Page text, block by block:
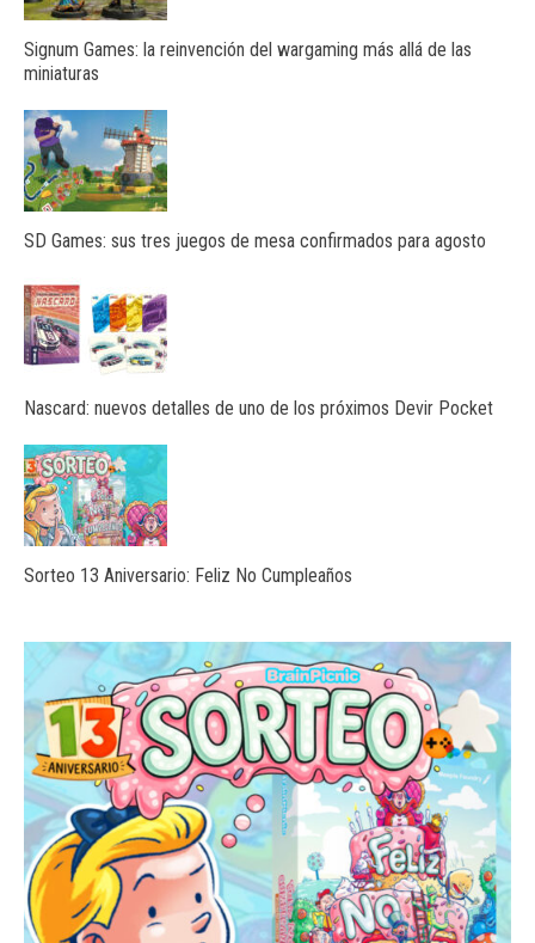
Signum Games: la reinvención del wargaming más allá de las
miniaturas
SD Games: sus tres juegos de mesa confirmados para agosto
Nascard: nuevos detalles de uno de los próximos Devir Pocket
Sorteo 13 Aniversario: Feliz No Cumpleaños